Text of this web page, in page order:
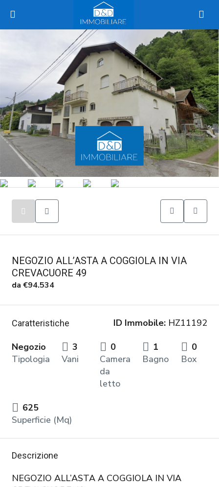
NEGOZIO ALL’ASTA A COGGIOLA IN VIA
CREVACUORE 49
da €94.534
Caratteristiche ID Immobile: HZ11192
Negozio
Tipologia
3
Vani
0
Camera
da
letto
1
Bagno
0
Box
625
Superficie (Mq)
Descrizione
NEGOZIO ALL’ASTA A COGGIOLA IN VIA